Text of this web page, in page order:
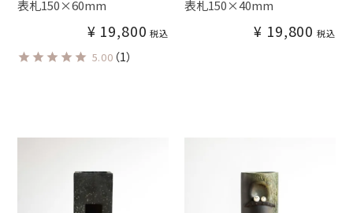
表札150×60mm
¥ 19,800 税込
5.00 （1）
表札150×40mm
¥ 19,800 税込